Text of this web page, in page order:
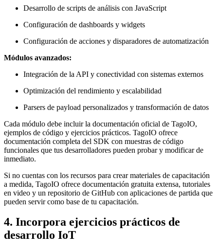
Desarrollo de scripts de análisis con JavaScript
Configuración de dashboards y widgets
Configuración de acciones y disparadores de automatización
Módulos avanzados:
Integración de la API y conectividad con sistemas externos
Optimización del rendimiento y escalabilidad
Parsers de payload personalizados y transformación de datos
Cada módulo debe incluir la documentación oficial de TagoIO,
ejemplos de código y ejercicios prácticos. TagoIO ofrece
documentación completa del SDK con muestras de código
funcionales que tus desarrolladores pueden probar y modificar de
inmediato.
Si no cuentas con los recursos para crear materiales de capacitación
a medida, TagoIO ofrece documentación gratuita extensa, tutoriales
en video y un repositorio de GitHub con aplicaciones de partida que
pueden servir como base de tu capacitación.
4. Incorpora ejercicios prácticos de
desarrollo IoT